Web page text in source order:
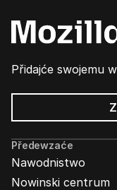
Přidajće swojemu
Předewzaće
Nawodnistwo
Nowinski centrum